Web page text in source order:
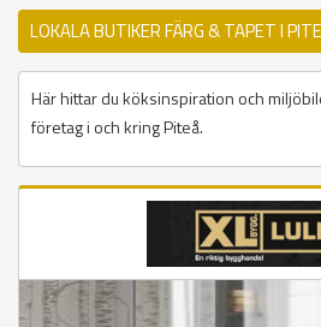
LOKALA BUTIKER FÄRG & TAPET I
Här hittar du köksinspiration och
företag i och kring Piteå.